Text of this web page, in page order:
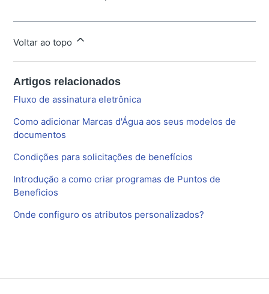
Voltar ao topo
Artigos relacionados
Fluxo de assinatura eletrônica
Como adicionar Marcas d'Água aos seus modelos de
documentos
Condições para solicitações de benefícios
Introdução a como criar programas de Puntos de
Beneficios
Onde configuro os atributos personalizados?